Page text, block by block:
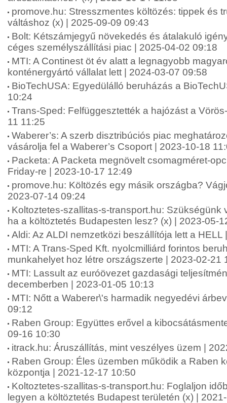
promove.hu: Stresszmentes költözés: tippek és
váltáshoz (x) | 2025-09-09 09:43
Bolt: Kétszámjegyű növekedés és átalakuló
céges személyszállítási piac | 2025-04-02 09:18
MTI: A Continest öt év alatt a legnagyobb
konténergyártó vállalat lett | 2024-03-07 09:58
BioTechUSA: Egyedülálló beruházás a
10:24
Trans-Sped: Felfüggesztették a hajózást a
11 11:25
Waberer’s: A szerb disztribúciós piac
vásárolja fel a Waberer’s Csoport | 2023-10-18
Packeta: A Packeta megnövelt csomagméret-
Friday-re | 2023-10-17 12:49
promove.hu: Költözés egy másik országba?
2023-07-14 09:24
Koltoztetes-szallitas-s-transport.hu: Szükségünk
ha a költöztetés Budapesten lesz? (x) | 2023-05-
Aldi: Az ALDI nemzetközi beszállítója lett a HELL
MTI: A Trans-Sped Kft. nyolcmilliárd forintos
munkahelyet hoz létre országszerte | 2023-02-21
MTI: Lassult az euróövezet gazdasági
decemberben | 2023-01-05 10:13
MTI: Nőtt a Waberer\'s harmadik negyedévi
09:12
Raben Group: Együttes erővel a
09-16 10:30
itrack.hu: Áruszállítás, mint veszélyes üzem |
Raben Group: Éles üzemben működik a Raben
központja | 2021-12-17 10:50
Koltoztetes-szallitas-s-transport.hu: Foglaljon
legyen a költöztetés Budapest területén (x) |